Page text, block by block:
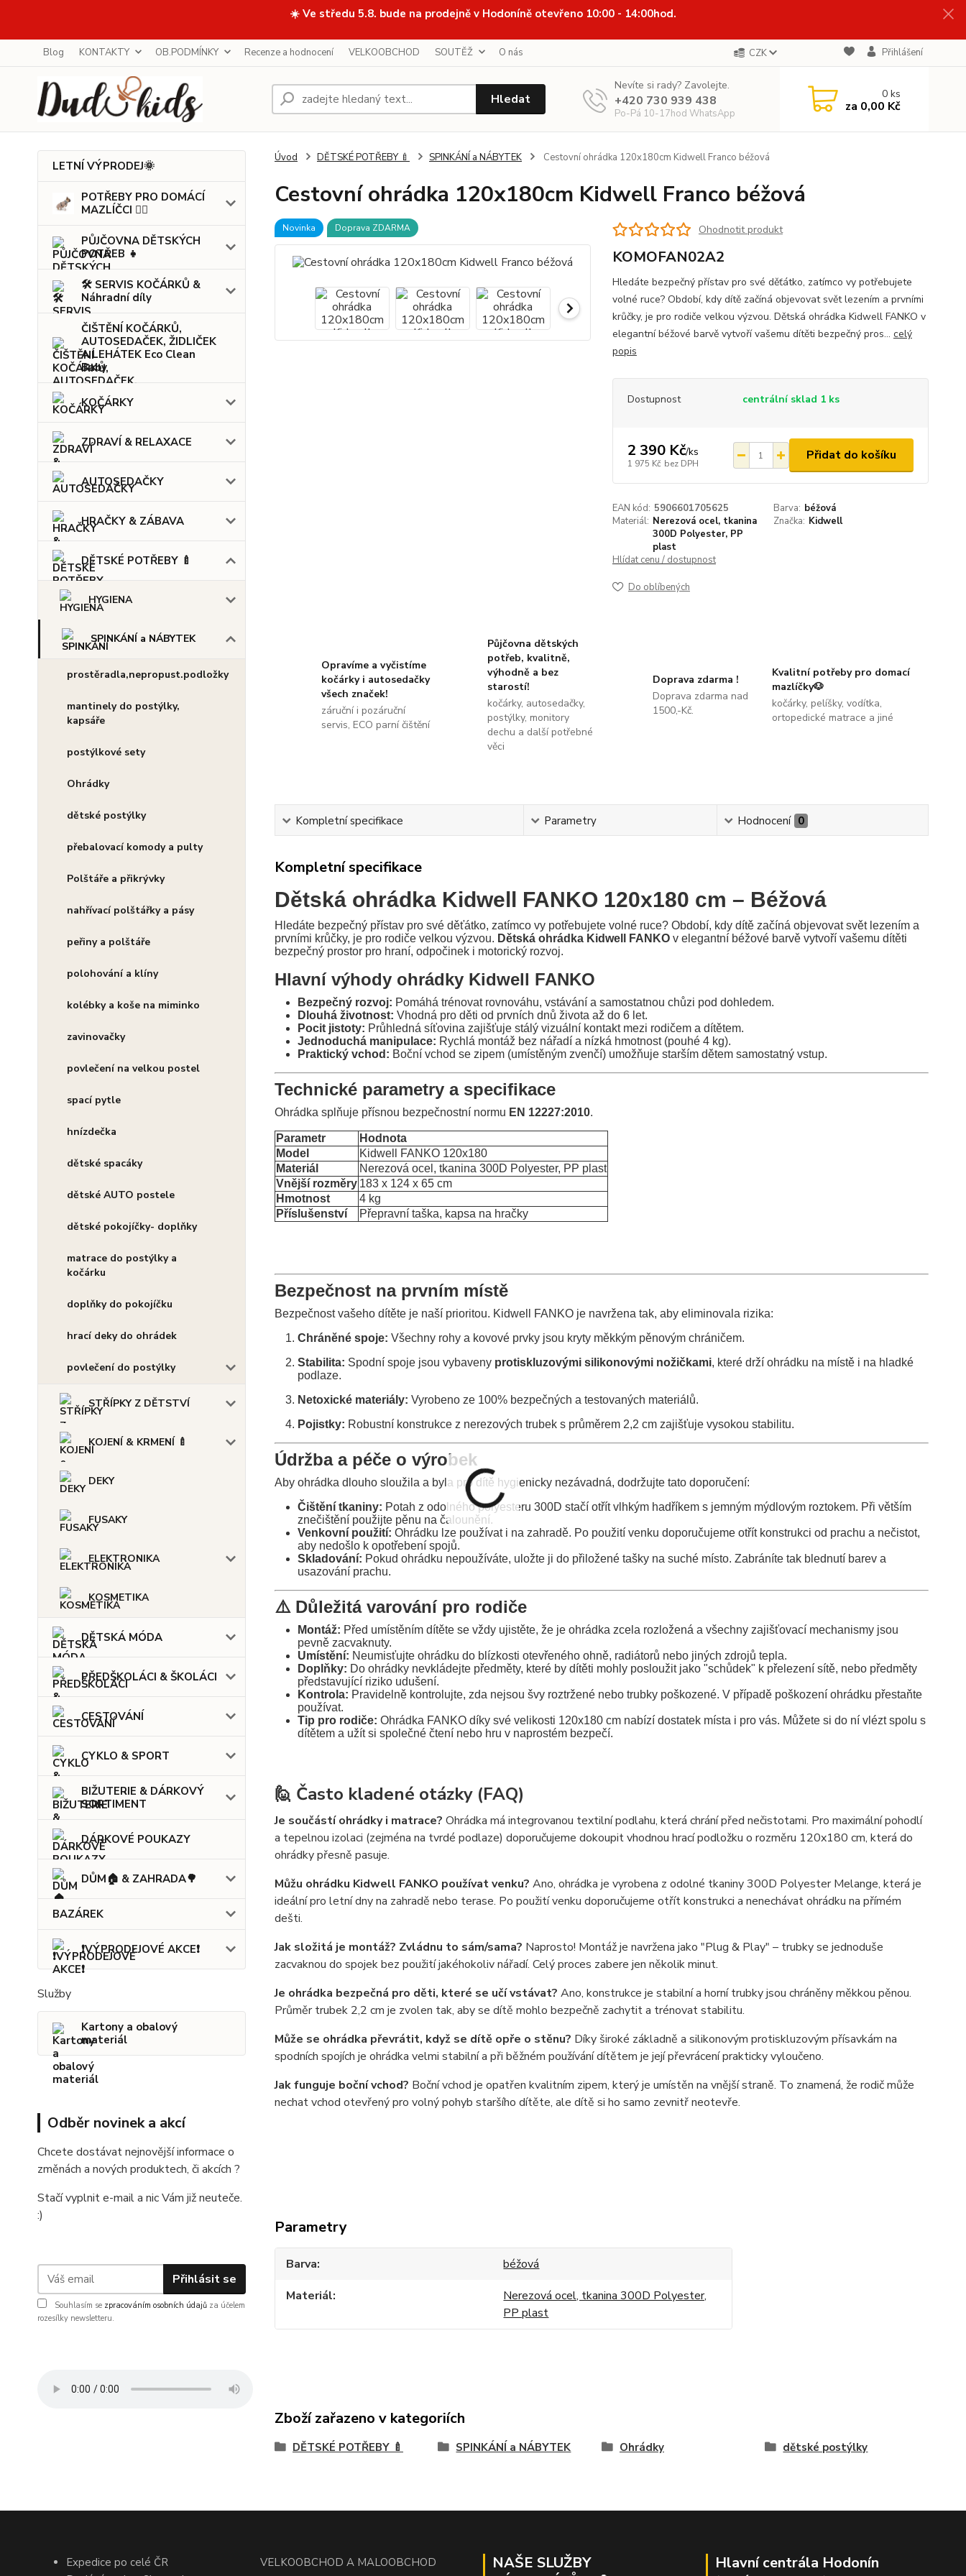
☀️ Ve středu 5.8. bude na prodejně v Hodoníně otevřeno 10:00 - 14:00hod.
Blog KONTAKTY OB.PODMÍNKY Recenze a hodnocení VELKOOBCHOD SOUTĚŽ O nás CZK Přihlášení
Hledat
Nevíte si rady? Zavolejte.
+420 730 939 438
Po-Pá 10-17hod WhatsApp
0ks
za 0,00 Kč
LETNÍ VÝPRODEJ🌞
POTŘEBY PRO DOMÁCÍ
MAZLÍČCI 🐕‍🦺
PŮJČOVNA DĚTSKÝCH
POTŘEB 👧
🛠️ SERVIS KOČÁRKŮ &
Náhradní díly
ČIŠTĚNÍ KOČÁRKŮ,
AUTOSEDAČEK, ŽIDLIČEK
A LEHÁTEK Eco Clean
Baby
KOČÁRKY
ZDRAVÍ & RELAXACE
AUTOSEDAČKY
HRAČKY & ZÁBAVA
DĚTSKÉ POTŘEBY 🍼
HYGIENA
SPINKÁNÍ a NÁBYTEK
prostěradla,nepropust.podložky
mantinely do postýlky,
kapsáře
postýlkové sety
Ohrádky
dětské postýlky
přebalovací komody a pulty
Polštáře a přikrývky
nahřívací polštářky a pásy
peřiny a polštáře
polohování a klíny
kolébky a koše na miminko
zavinovačky
povlečení na velkou postel
spací pytle
hnízdečka
dětské spacáky
dětské AUTO postele
dětské pokojíčky- doplňky
matrace do postýlky a
kočárku
doplňky do pokojíčku
hrací deky do ohrádek
povlečení do postýlky
STŘÍPKY Z DĚTSTVÍ
KOJENÍ & KRMENÍ 🍼
DEKY
FUSAKY
ELEKTRONIKA
KOSMETIKA
DĚTSKÁ MÓDA
PŘEDŠKOLÁCI & ŠKOLÁCI
CESTOVÁNÍ
CYKLO & SPORT
BIŽUTERIE & DÁRKOVÝ
SORTIMENT
DÁRKOVÉ POUKAZY
DŮM🏠 & ZAHRADA🌳
BAZÁREK
❗VÝPRODEJOVÉ AKCE❗
Služby
Kartony a obalový
materiál
Odběr novinek a akcí
Chcete dostávat nejnovější informace o
změnách a nových produktech, či akcích ?
Stačí vyplnit e-mail a nic Vám již neuteče.
:)
Přihlásit se
Souhlasím se zpracováním osobních údajů za účelem
rozesílky newsletteru.
Úvod DĚTSKÉ POTŘEBY 🍼 SPINKÁNÍ a NÁBYTEK Cestovní ohrádka 120x180cm Kidwell Franco béžová
Cestovní ohrádka 120x180cm Kidwell Franco béžová
Novinka Doprava ZDARMA Ohodnotit produkt
KOMOFAN02A2
Hledáte bezpečný přístav pro své děťátko, zatímco vy potřebujete
volné ruce? Období, kdy dítě začíná objevovat svět lezením a prvními
krůčky, je pro rodiče velkou výzvou. Dětská ohrádka Kidwell FANKO v
elegantní béžové barvě vytvoří vašemu dítěti bezpečný pros... celý
popis
Dostupnost centrální sklad 1 ks
2 390 Kč/ks
1 975 Kč bez DPH
Přidat do košíku
EAN kód: 5906601705625 Barva: béžová
Materiál: Nerezová ocel, tkanina
300D Polyester, PP
plast
Značka: Kidwell
Hlídat cenu / dostupnost
Do oblíbených
Opravíme a vyčistíme
kočárky i autosedačky
všech značek!
záruční i pozáruční
servis, ECO parní čištění
Půjčovna dětských
potřeb, kvalitně,
výhodně a bez
starostí!
kočárky, autosedačky,
postýlky, monitory
dechu a další potřebné
věci
Doprava zdarma !
Doprava zdarma nad
1500,-Kč.
Kvalitní potřeby pro domací
mazlíčky🐶
kočárky, pelíšky, vodítka,
ortopedické matrace a jiné
Kompletní specifikace Parametry Hodnocení 0
Kompletní specifikace
Dětská ohrádka Kidwell FANKO 120x180 cm – Béžová
Hledáte bezpečný přístav pro své děťátko, zatímco vy potřebujete volné ruce? Období, kdy dítě začíná objevovat svět lezením a
prvními krůčky, je pro rodiče velkou výzvou. Dětská ohrádka Kidwell FANKOv elegantní béžové barvě vytvoří vašemu dítěti
bezpečný prostor pro hraní, odpočinek i motorický rozvoj.
Hlavní výhody ohrádky Kidwell FANKO
Bezpečný rozvoj: Pomáhá trénovat rovnováhu, vstávání a samostatnou chůzi pod dohledem.
Dlouhá životnost: Vhodná pro děti od prvních dnů života až do 6 let.
Pocit jistoty: Průhledná síťovina zajišťuje stálý vizuální kontakt mezi rodičem a dítětem.
Jednoduchá manipulace: Rychlá montáž bez nářadí a nízká hmotnost (pouhé 4 kg).
Praktický vchod: Boční vchod se zipem (umístěným zvenčí) umožňuje starším dětem samostatný vstup.
Technické parametry a specifikace
Ohrádka splňuje přísnou bezpečnostní normu EN 12227:2010.
Parametr
Hodnota
Model
Kidwell FANKO 120x180
Materiál
Nerezová ocel, tkanina 300D Polyester, PP plast
Vnější rozměry 183 x 124 x 65 cm
Hmotnost
4 kg
Příslušenství
Přepravní taška, kapsa na hračky
Bezpečnost na prvním místě
Bezpečnost vašeho dítěte je naší prioritou. Kidwell FANKO je navržena tak, aby eliminovala rizika:
Chráněné spoje: Všechny rohy a kovové prvky jsou kryty měkkým pěnovým chráničem.
Stabilita: Spodní spoje jsou vybaveny protiskluzovými silikonovými nožičkami, které drží ohrádku na místě i na hladké
podlaze.
Netoxické materiály: Vyrobeno ze 100% bezpečných a testovaných materiálů.
Pojistky: Robustní konstrukce z nerezových trubek s průměrem 2,2 cm zajišťuje vysokou stabilitu.
Údržba a péče o výrobek
Aby ohrádka dlouho sloužila a byla pro dítě hygienicky nezávadná, dodržujte tato doporučení:
Čištění tkaniny: Potah z odolného polyesteru 300D stačí otřít vlhkým hadříkem s jemným mýdlovým roztokem. Při větším
znečištění použijte pěnu na čalounění.
Venkovní použití: Ohrádku lze používat i na zahradě. Po použití venku doporučujeme otřít konstrukci od prachu a nečistot,
aby nedošlo k opotřebení spojů.
Skladování: Pokud ohrádku nepoužíváte, uložte ji do přiložené tašky na suché místo. Zabráníte tak blednutí barev a
usazování prachu.
⚠️ Důležitá varování pro rodiče
Montáž: Před umístěním dítěte se vždy ujistěte, že je ohrádka zcela rozložená a všechny zajišťovací mechanismy jsou
pevně zacvaknuty.
Umístění: Neumisťujte ohrádku do blízkosti otevřeného ohně, radiátorů nebo jiných zdrojů tepla.
Doplňky: Do ohrádky nevkládejte předměty, které by dítěti mohly posloužit jako "schůdek" k přelezení sítě, nebo předměty
představující riziko udušení.
Kontrola: Pravidelně kontrolujte, zda nejsou švy roztržené nebo trubky poškozené. V případě poškození ohrádku přestaňte
používat.
Tip pro rodiče: Ohrádka FANKO díky své velikosti 120x180 cm nabízí dostatek místa i pro vás. Můžete si do ní vlézt spolu s
dítětem a užít si společné čtení nebo hru v naprostém bezpečí.
🙋 Často kladené otázky (FAQ)
Je součástí ohrádky i matrace? Ohrádka má integrovanou textilní podlahu, která chrání před nečistotami. Pro maximální pohodlí
a tepelnou izolaci (zejména na tvrdé podlaze) doporučujeme dokoupit vhodnou hrací podložku o rozměru 120x180 cm, která do
ohrádky přesně pasuje.
Můžu ohrádku Kidwell FANKO používat venku? Ano, ohrádka je vyrobena z odolné tkaniny 300D Polyester Melange, která je
ideální pro letní dny na zahradě nebo terase. Po použití venku doporučujeme otřít konstrukci a nenechávat ohrádku na přímém
dešti.
Jak složitá je montáž? Zvládnu to sám/sama? Naprosto! Montáž je navržena jako "Plug & Play" – trubky se jednoduše
zacvaknou do spojek bez použití jakéhokoliv nářadí. Celý proces zabere jen několik minut.
Je ohrádka bezpečná pro děti, které se učí vstávat? Ano, konstrukce je stabilní a horní trubky jsou chráněny měkkou pěnou.
Průměr trubek 2,2 cm je zvolen tak, aby se dítě mohlo bezpečně zachytit a trénovat stabilitu.
Může se ohrádka převrátit, když se dítě opře o stěnu? Díky široké základně a silikonovým protiskluzovým přísavkám na
spodních spojích je ohrádka velmi stabilní a při běžném používání dítětem je její převrácení prakticky vyloučeno.
Jak funguje boční vchod? Boční vchod je opatřen kvalitním zipem, který je umístěn na vnější straně. To znamená, že rodič může
nechat vchod otevřený pro volný pohyb staršího dítěte, ale dítě si ho samo zevnitř neotevře.
Parametry
Barva
béžová
Materiál
Nerezová ocel, tkanina 300D Polyester,
PP plast
Zboží zařazeno v kategoriích
DĚTSKÉ POTŘEBY 🍼 SPINKÁNÍ a NÁBYTEK Ohrádky dětské postýlky
Expedice po celé ČR
VELKOOBCHOD A MALOOBCHOD
NAŠE SLUŽBY
Hlavní centrála Hodonín